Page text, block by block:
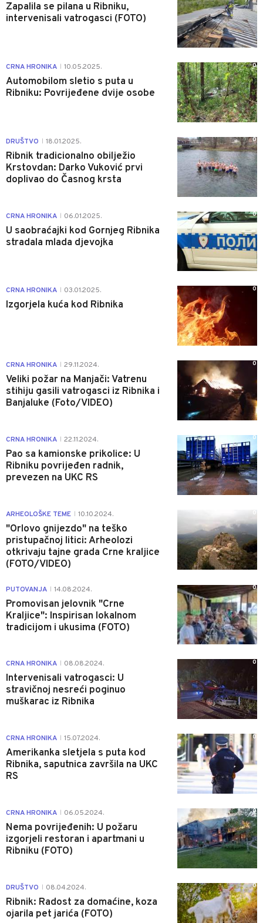
Zapalila se pilana u Ribniku,
intervenisali vatrogasci (FOTO)
CRNA HRONIKA 10.05.2025.
Automobilom sletio s puta u
Ribniku: Povrijeđene dvije osobe
0
DRUŠTVO 18.01.2025.
Ribnik tradicionalno obilježio
Krstovdan: Darko Vuković prvi
doplivao do Časnog krsta
0
CRNA HRONIKA 06.01.2025.
U saobraćajki kod Gornjeg Ribnika
stradala mlada djevojka
0
CRNA HRONIKA 03.01.2025.
Izgorjela kuća kod Ribnika
0
CRNA HRONIKA 29.11.2024.
Veliki požar na Manjači: Vatrenu
stihiju gasili vatrogasci iz Ribnika i
Banjaluke (Foto/VIDEO)
0
CRNA HRONIKA 22.11.2024.
Pao sa kamionske prikolice: U
Ribniku povrijeđen radnik,
prevezen na UKC RS
0
ARHEOLOŠKE TEME 10.10.2024.
"Orlovo gnijezdo" na teško
pristupačnoj litici: Arheolozi
otkrivaju tajne grada Crne kraljice
(FOTO/VIDEO)
0
PUTOVANJA 14.08.2024.
Promovisan jelovnik "Crne
Kraljice": Inspirisan lokalnom
tradicijom i ukusima (FOTO)
0
CRNA HRONIKA 08.08.2024.
Intervenisali vatrogasci: U
stravičnoj nesreći poginuo
muškarac iz Ribnika
0
CRNA HRONIKA 15.07.2024.
Amerikanka sletjela s puta kod
Ribnika, saputnica završila na UKC
RS
0
CRNA HRONIKA 06.05.2024.
Nema povrijeđenih: U požaru
izgorjeli restoran i apartmani u
Ribniku (FOTO)
0
DRUŠTVO 08.04.2024.
Ribnik: Radost za domaćine, koza
ojarila pet jarića (FOTO)
0